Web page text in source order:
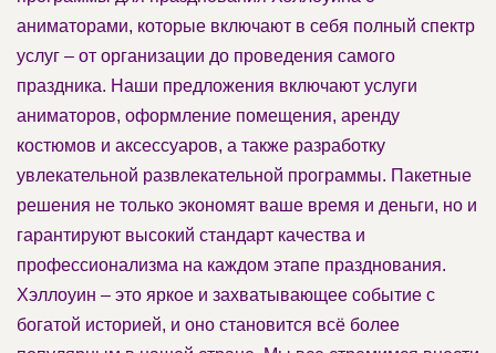
аниматорами, которые включают в себя полный спектр
услуг – от организации до проведения самого
праздника. Наши предложения включают услуги
аниматоров, оформление помещения, аренду
костюмов и аксессуаров, а также разработку
увлекательной развлекательной программы. Пакетные
решения не только экономят ваше время и деньги, но и
гарантируют высокий стандарт качества и
профессионализма на каждом этапе празднования.
Хэллоуин – это яркое и захватывающее событие с
богатой историей, и оно становится всё более